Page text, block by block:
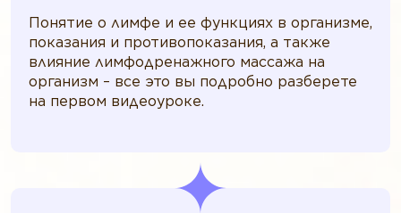
Понятие о лимфе и ее функциях в организме,
показания и противопоказания, а также
влияние лимфодренажного массажа на
организм – все это вы подробно разберете
на первом видеоуроке.